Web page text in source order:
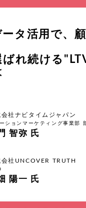
タ活用で、
れ続ける
会社ナビタイムジャパン
ションマーケティング事業部
智弥 氏
会社UNCOVER TRUTH
陽一 氏